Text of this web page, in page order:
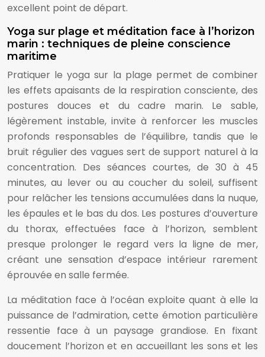
excellent point de départ.
Yoga sur plage et méditation face à l’horizon
marin : techniques de pleine conscience
maritime
Pratiquer le yoga sur la plage permet de combiner
les effets apaisants de la respiration consciente, des
postures douces et du cadre marin. Le sable,
légèrement instable, invite à renforcer les muscles
profonds responsables de l’équilibre, tandis que le
bruit régulier des vagues sert de support naturel à la
concentration. Des séances courtes, de 30 à 45
minutes, au lever ou au coucher du soleil, suffisent
pour relâcher les tensions accumulées dans la nuque,
les épaules et le bas du dos. Les postures d’ouverture
du thorax, effectuées face à l’horizon, semblent
presque prolonger le regard vers la ligne de mer,
créant une sensation d’espace intérieur rarement
éprouvée en salle fermée.
La méditation face à l’océan exploite quant à elle la
puissance de l’admiration, cette émotion particulière
ressentie face à un paysage grandiose. En fixant
doucement l’horizon et en accueillant les sons et les